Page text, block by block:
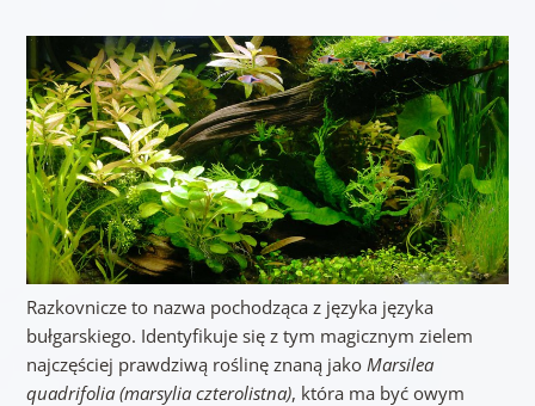
Razkovnicze to nazwa pochodząca z języka języka
bułgarskiego. Identyfikuje się z tym magicznym zielem
najczęściej prawdziwą roślinę znaną jako Marsilea
quadrifolia (marsylia czterolistna), która ma być owym